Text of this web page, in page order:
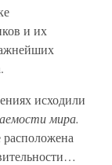
и их
исходили
мира.